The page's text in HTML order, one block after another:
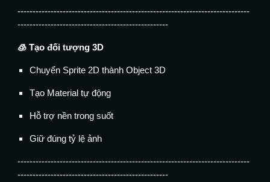
-----------------------------------------------------------------------------
--------------------------------------------------
🧊 Tạo đối tượng 3D
Chuyển Sprite 2D thành Object 3D
Tạo Material tự động
Hỗ trợ nền trong suốt
Giữ đúng tỷ lệ ảnh
-----------------------------------------------------------------------------
--------------------------------------------------